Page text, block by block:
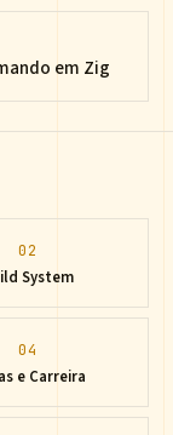
em Zig
02
System
04
e Carreira